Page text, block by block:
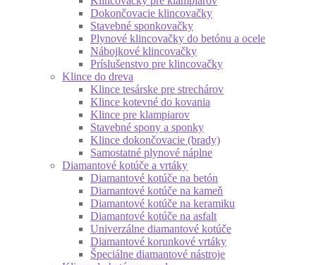
Dokončovacie klincovačky
Stavebné sponkovačky
Plynové klincovačky do betónu a ocele
Nábojkové klincovačky
Príslušenstvo pre klincovačky
Klince do dreva
Klince tesárske pre strechárov
Klince kotevné do kovania
Klince pre klampiarov
Stavebné spony a sponky
Klince dokončovacie (brady)
Samostatné plynové náplne
Diamantové kotúče a vrtáky
Diamantové kotúče na betón
Diamantové kotúče na kameň
Diamantové kotúče na keramiku
Diamantové kotúče na asfalt
Univerzálne diamantové kotúče
Diamantové korunkové vrtáky
Špeciálne diamantové nástroje